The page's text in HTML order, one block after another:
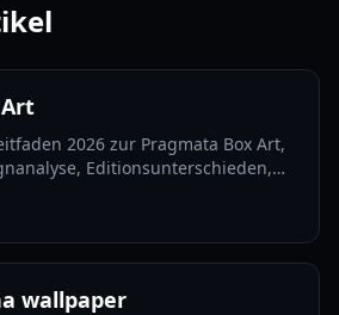
2026 zur Pragmata Box Art,
Editionsunterschieden,
wallpaper